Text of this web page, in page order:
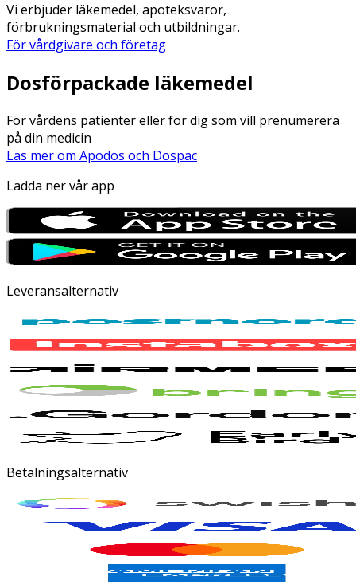
Vi erbjuder läkemedel, apoteksvaror,
förbrukningsmaterial och utbildningar.
För vårdgivare och företag
Dosförpackade läkemedel
För vårdens patienter eller för dig som vill prenumerera
på din medicin
Läs mer om Apodos och Dospac
Ladda ner vår app
Leveransalternativ
Betalningsalternativ